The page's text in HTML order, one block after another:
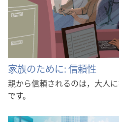
家族のために: 信頼性
親から信頼されるのは，大人
です。